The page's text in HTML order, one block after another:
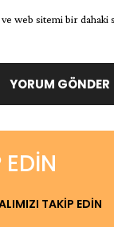
web sitemi bir dahaki
TAKİP EDİN